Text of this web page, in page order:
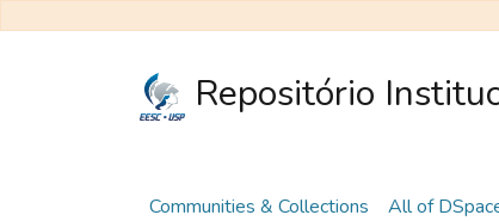
Repositório
Communities & Collections All of